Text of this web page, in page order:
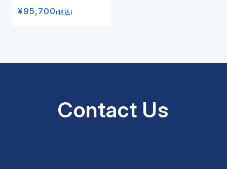
¥95,700(税込)
Contact Us